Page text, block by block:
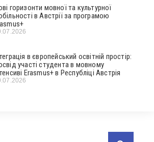
горизонти мовної та культурної
в Австрії за програмою
в європейський освітній простір:
участі студента в мовному
Erasmus+ в Республіці Австрія